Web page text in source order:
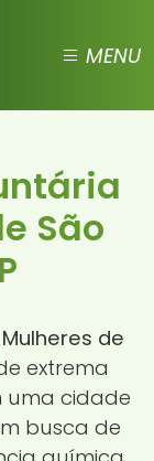
MENU
São
de
extrema
uma cidade
busca de